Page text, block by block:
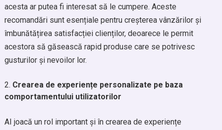
acesta ar putea fi interesat să le cumpere. Aceste
recomandări sunt esențiale pentru creșterea vânzărilor și
îmbunătățirea satisfacției clienților, deoarece le permit
acestora să găsească rapid produse care se potrivesc
gusturilor și nevoilor lor.
Crearea de experiențe personalizate pe baza
comportamentului utilizatorilor
AI joacă un rol important și în crearea de experiențe